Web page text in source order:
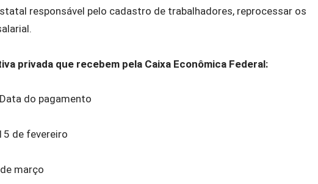
responsável pelo cadastro de trabalhadores, reprocessar os
privada que recebem pela Caixa Econômica Federal:
do pagamento
de fevereiro
março